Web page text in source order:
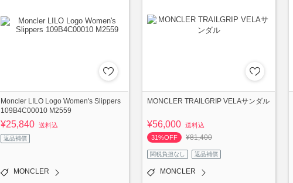
Moncler LILO Logo Women's Slippers
109B4C00010 M2559
¥25,840 送料込
返品補償
MONCLER
MONCLER TRAILGRIP VELAサンダル
¥56,000 送料込
31%OFF
¥81,400
関税負担なし 返品補償
MONCLER